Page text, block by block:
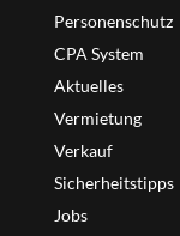
Personenschutz
CPA System
Aktuelles
Vermietung
Verkauf
Sicherheitstipps
Jobs